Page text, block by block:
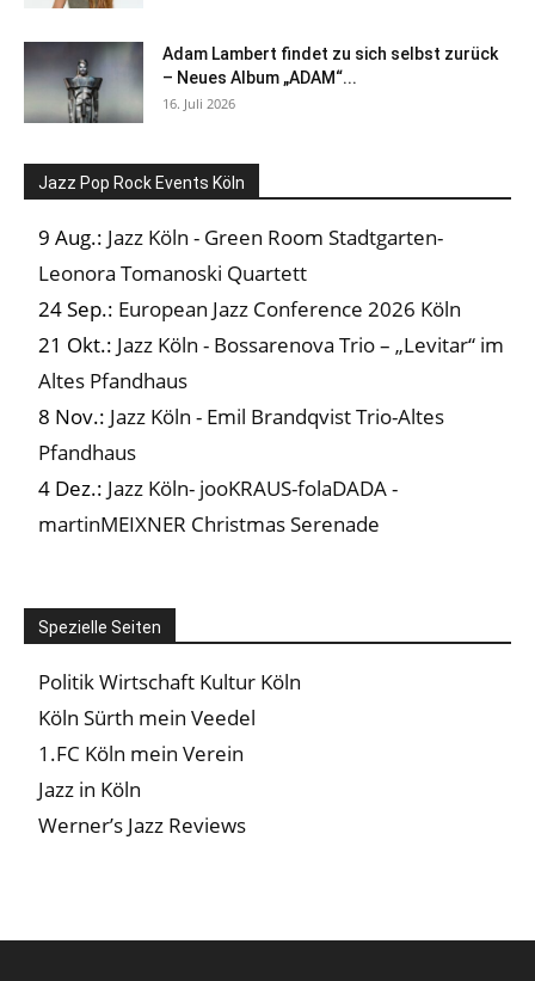
Adam Lambert findet zu sich selbst zurück
– Neues Album „ADAM“...
16. Juli 2026
Jazz Pop Rock Events Köln
9 Aug.: Jazz Köln - Green Room Stadtgarten-
Leonora Tomanoski Quartett
24 Sep.: European Jazz Conference 2026 Köln
21 Okt.: Jazz Köln - Bossarenova Trio – „Levitar“ im
Altes Pfandhaus
8 Nov.: Jazz Köln - Emil Brandqvist Trio-Altes
Pfandhaus
4 Dez.: Jazz Köln- jooKRAUS-folaDADA -
martinMEIXNER Christmas Serenade
Spezielle Seiten
Politik Wirtschaft Kultur Köln
Köln Sürth mein Veedel
1.FC Köln mein Verein
Jazz in Köln
Werner’s Jazz Reviews